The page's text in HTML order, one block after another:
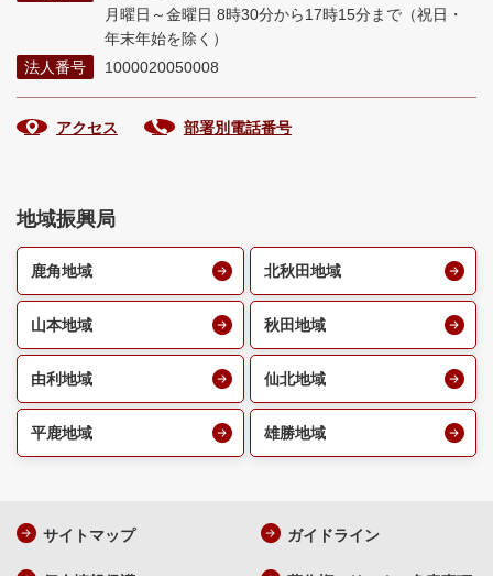
月曜日～金曜日 8時30分から17時15分まで （祝日・
年末年始を除く）
法人番号
1000020050008
アクセス 部署別電話番号
地域振興局
鹿角地域 北秋田地域
山本地域 秋田地域
由利地域 仙北地域
平鹿地域 雄勝地域
サイトマップ ガイドライン